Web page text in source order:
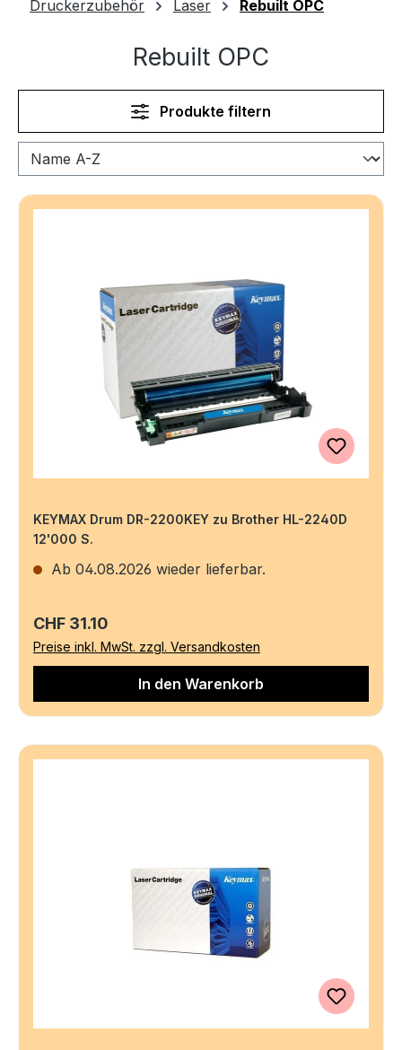
Druckerzubehör Laser Rebuilt OPC
Rebuilt OPC
Produkte filtern
KEYMAX Drum DR-2200KEY zu Brother HL-2240D
12'000 S.
Ab 04.08.2026 wieder lieferbar.
Regulärer Preis:
CHF 31.10
Preise inkl. MwSt. zzgl. Versandkosten
In den Warenkorb